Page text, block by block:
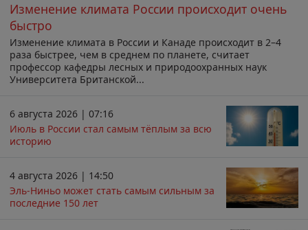
Изменение климата России происходит очень
быстро
Изменение климата в России и Канаде происходит в 2–4
раза быстрее, чем в среднем по планете, считает
профессор кафедры лесных и природоохранных наук
Университета Британской...
6 августа 2026 | 07:16
Июль в России стал самым тёплым за всю
историю
4 августа 2026 | 14:50
Эль-Ниньо может стать самым сильным за
последние 150 лет